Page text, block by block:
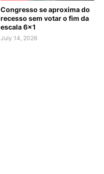
Congresso se aproxima do
recesso sem votar o fim da
escala 6×1
July 14, 2026